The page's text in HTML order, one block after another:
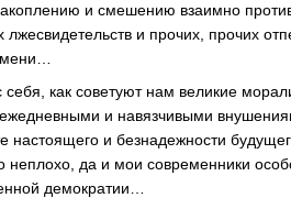
и смешению взаимно
и прочих, прочих
себя, как советуют нам великие
и навязчивыми
настоящего и безнадежности
неплохо, да и мои современники
демократии…